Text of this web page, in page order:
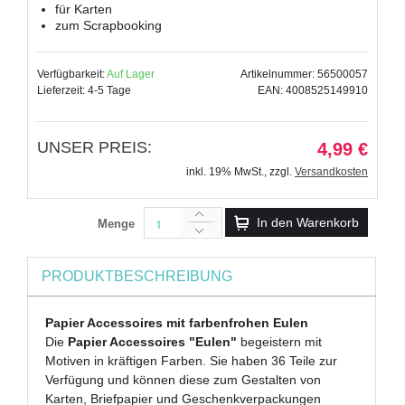
für Karten
zum Scrapbooking
Verfügbarkeit:Auf Lager
Lieferzeit: 4-5 Tage
Artikelnummer: 56500057
EAN: 4008525149910
UNSER PREIS: 4,99 €
inkl. 19% MwSt., zzgl. Versandkosten
Menge In den Warenkorb
PRODUKTBESCHREIBUNG
Papier Accessoires mit farbenfrohen Eulen
Die Papier Accessoires "Eulen" begeistern mit
Motiven in kräftigen Farben. Sie haben 36 Teile zur
Verfügung und können diese zum Gestalten von
Karten, Briefpapier und Geschenkverpackungen